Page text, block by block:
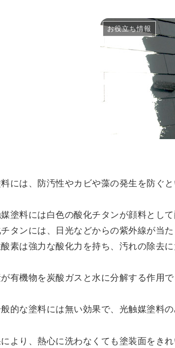
お役立ち情報
には、防汚性やカビや藻の発生を防ぐ
塗料には白色の酸化チタンが顔料として
タンには、日光などからの紫外線が当
素は強力な酸化力を持ち、汚れの除去
有機物を炭酸ガスと水に分解する作用
的な塗料には無い効果で、光触媒塗料
より、熱心に洗わなくても塗装面をき